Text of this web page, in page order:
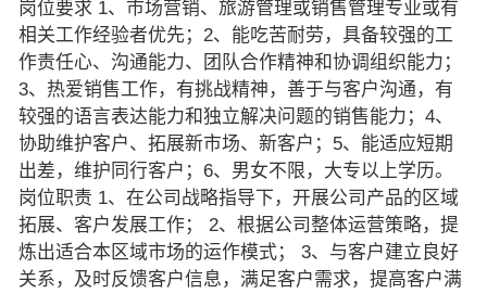
岗位要求 1、市场营销、旅游管理或销售管理专业或有
相关工作经验者优先；2、能吃苦耐劳，具备较强的工
作责任心、沟通能力、团队合作精神和协调组织能力；
3、热爱销售工作，有挑战精神，善于与客户沟通，有
较强的语言表达能力和独立解决问题的销售能力；4、
协助维护客户、拓展新市场、新客户；5、能适应短期
出差，维护同行客户；6、男女不限，大专以上学历。
岗位职责 1、在公司战略指导下，开展公司产品的区域
拓展、客户发展工作； 2、根据公司整体运营策略，提
炼出适合本区域市场的运作模式； 3、与客户建立良好
关系，及时反馈客户信息，满足客户需求，提高客户满